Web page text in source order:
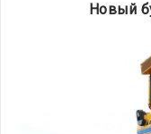
Новый